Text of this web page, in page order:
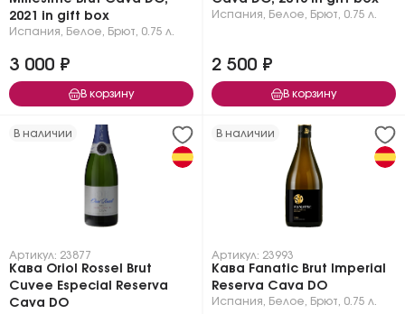
2021 in gift box
Испания Белое Брют 0.75 л.
3 000 ₽
В корзину
Испания Белое Брют 0.75 л.
2 500 ₽
В корзину
В наличии
Артикул: 23877
Кава Oriol Rossel Brut
Cuvee Especial Reserva
Cava DO
В наличии
Артикул: 23993
Кава Fanatic Brut Imperial
Reserva Cava DO
Испания Белое Брют 0.75 л.